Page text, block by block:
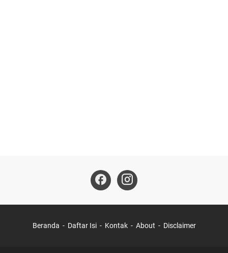
Beranda Daftar Isi Kontak About Disclaimer